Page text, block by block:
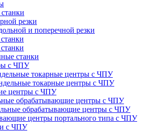
резки
и поперечной резки
станки
с ЧПУ
токарные центры с ЧПУ
токарные центры с ЧПУ
центры с ЧПУ
обрабатывающие центры с ЧПУ
обрабатывающие центры с ЧПУ
центры портального типа с ЧПУ
с ЧПУ